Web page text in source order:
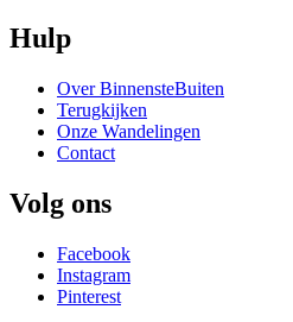
Hulp
Over BinnensteBuiten
Terugkijken
Onze Wandelingen
Contact
Volg ons
Facebook
Instagram
Pinterest